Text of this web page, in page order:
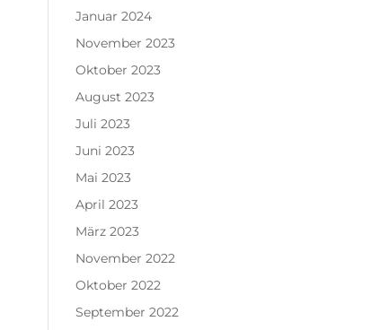
Januar 2024
November 2023
Oktober 2023
August 2023
Juli 2023
Juni 2023
Mai 2023
April 2023
März 2023
November 2022
Oktober 2022
September 2022